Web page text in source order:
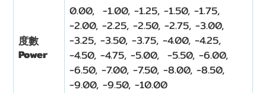
度數
Power
0.00, -1.00, -1.25, -1.50, -1.75,
-2.00, -2.25, -2.50, -2.75, -3.00,
-3.25, -3.50, -3.75, -4.00, -4.25,
-4.50, -4.75, -5.00, -5.50, -6.00,
-6.50, -7.00, -7.50, -8.00, -8.50,
-9.00, -9.50, -10.00